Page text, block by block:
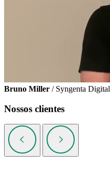
Bruno Miller / Syngenta Digital
Nossos clientes